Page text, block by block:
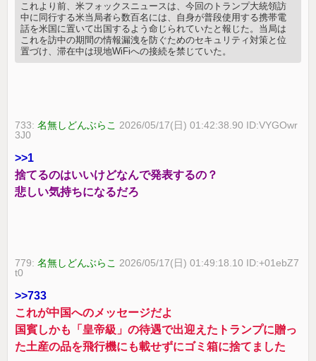
これより前、米フォックスニュースは、今回のトランプ大統領訪
中に同行する米当局者ら数百名には、自身が普段使用する携帯電
話を米国に置いて出国するよう命じられていたと報じた。当局は
これを訪中の期間の情報漏洩を防ぐためのセキュリティ対策と位
置づけ、滞在中は現地WiFiへの接続を禁じていた。
733:名無しどんぶらこ 2026/05/17(日) 01:42:38.90 ID:VYGOwr
3J0
>>1
捨てるのはいいけどなんで発表するの？
悲しい気持ちになるだろ
779:名無しどんぶらこ 2026/05/17(日) 01:49:18.10 ID:+01ebZ7
t0
>>733
これが中国へのメッセージだよ
国賓しかも「皇帝級」の待遇で出迎えたトランプに贈っ
た土産の品を飛行機にも載せずにゴミ箱に捨てました